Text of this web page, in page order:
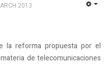
2013
la reforma propuesta por el
de telecomunicaciones